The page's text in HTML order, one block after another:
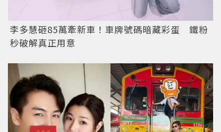
李多慧砸85萬牽新車！車牌號碼暗藏彩蛋 鐵粉
秒破解真正用意